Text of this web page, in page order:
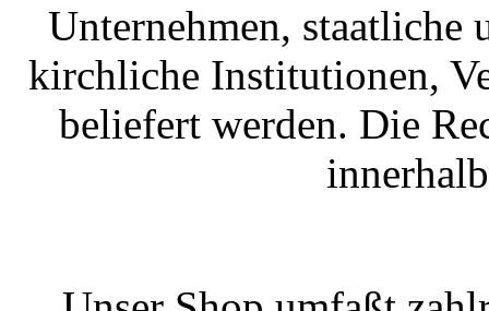
Unternehmen,
kirchliche Institutionen,
beliefert werden. Die